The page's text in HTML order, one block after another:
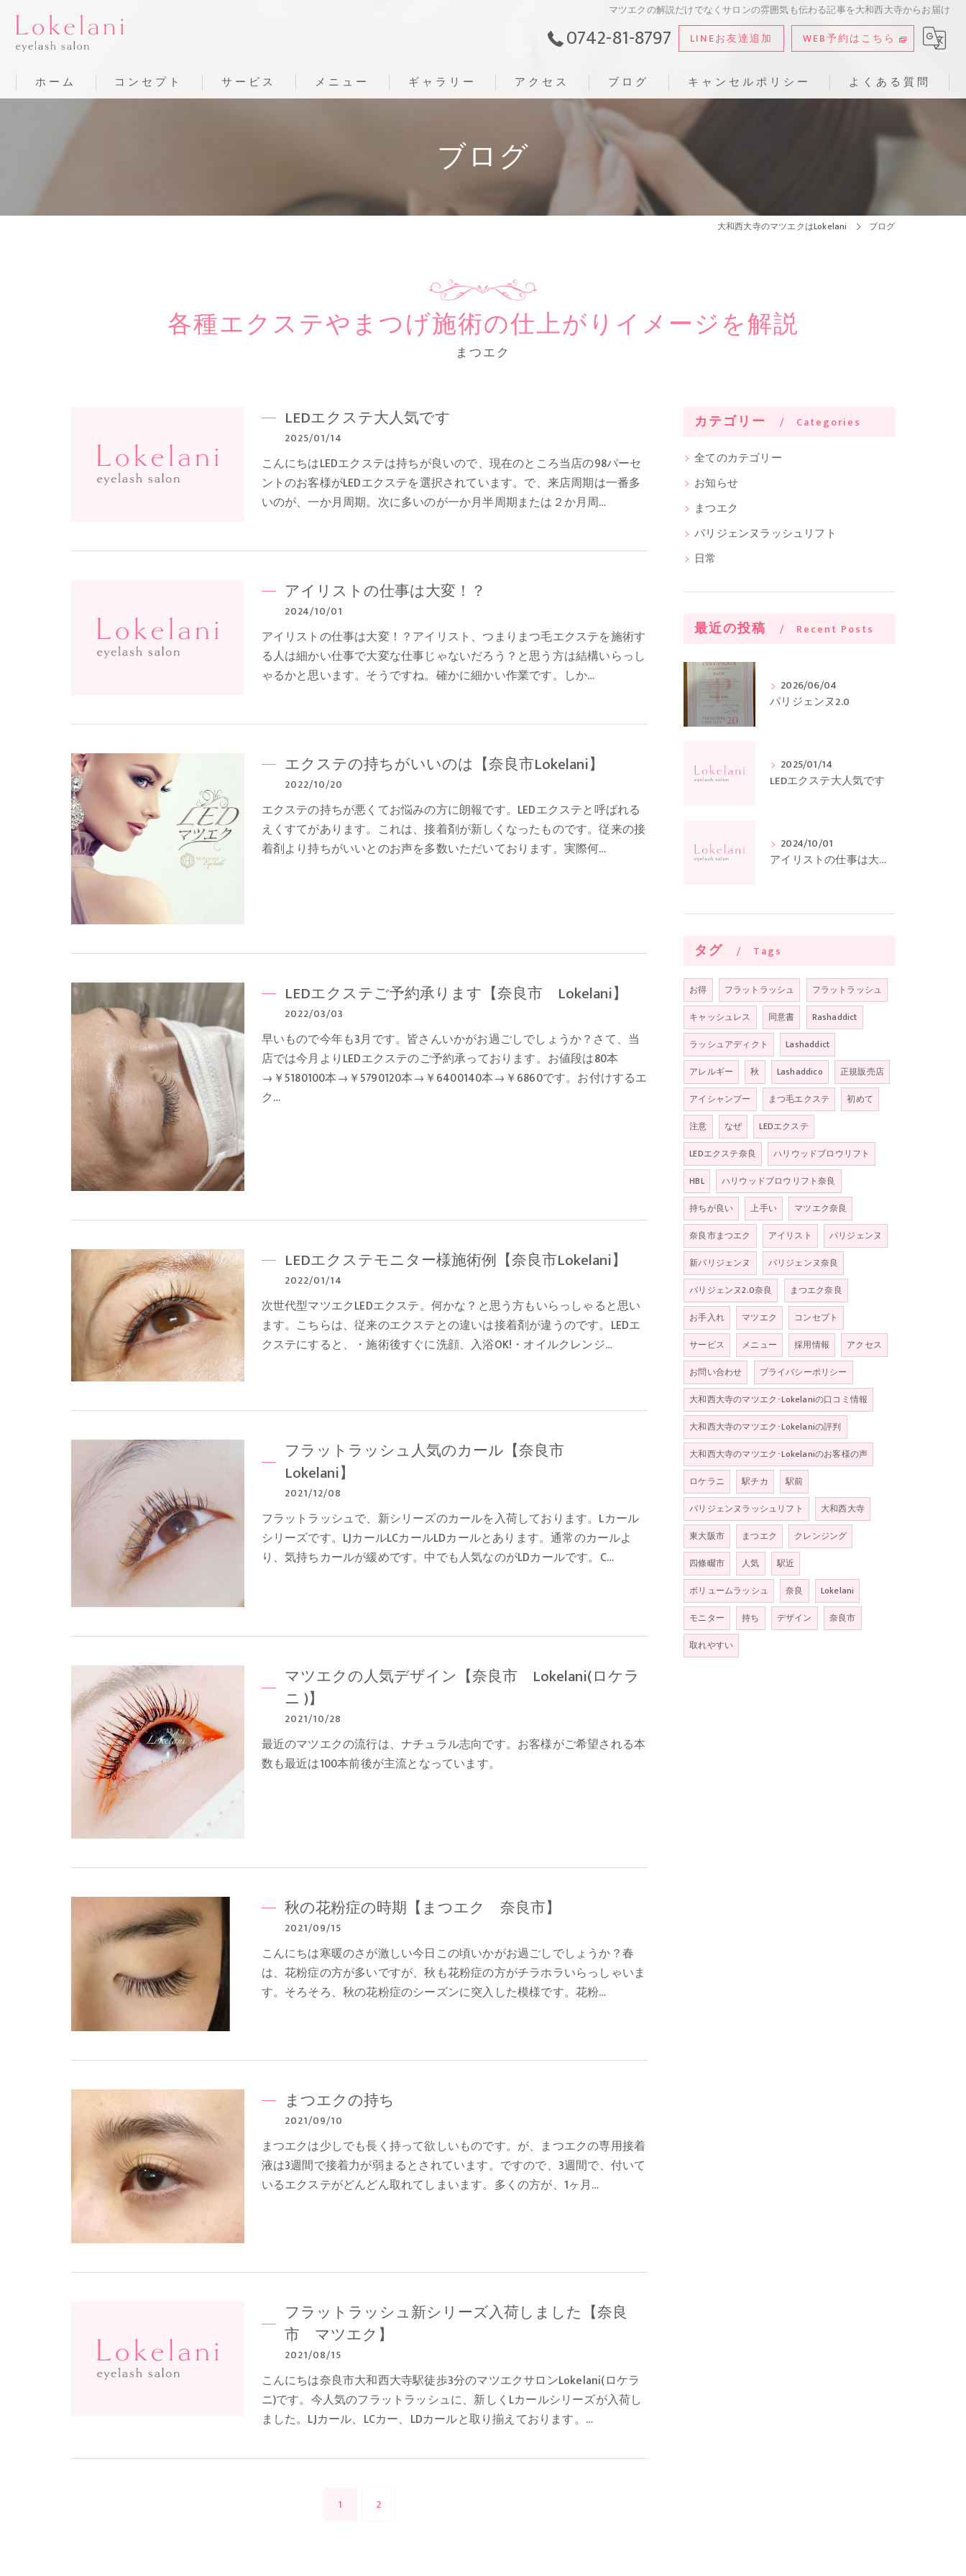
マツエクの解説だけでなくサロンの雰囲気も伝わる記事を大和西大寺からお届け
0742-81-8797 LINEお友達追加 WEB予約はこちら
ホーム コンセプト サービス メニュー ギャラリー アクセス ブログ キャンセルポリシー よくある質問
ブログ
大和西大寺のマツエクはLokelani ブログ
各種エクステやまつげ施術の仕上がりイメージを解説
まつエク
LEDエクステ大人気です
2025/01/14
こんにちはLEDエクステは持ちが良いので、現在のところ当店の98パーセ
ントのお客様がLEDエクステを選択されています。で、来店周期は一番多
いのが、一か月周期。次に多いのが一か月半周期または２か月周…
アイリストの仕事は大変！？
2024/10/01
アイリストの仕事は大変！？アイリスト、つまりまつ毛エクステを施術す
る人は細かい仕事で大変な仕事じゃないだろう？と思う方は結構いらっし
ゃるかと思います。そうですね。確かに細かい作業です。しか…
エクステの持ちがいいのは【奈良市Lokelani】
2022/10/20
エクステの持ちが悪くてお悩みの方に朗報です。LEDエクステと呼ばれる
えくすてがあります。これは、接着剤が新しくなったものです。従来の接
着剤より持ちがいいとのお声を多数いただいております。実際何…
LEDエクステご予約承ります【奈良市 Lokelani】
2022/03/03
早いもので今年も3月です。皆さんいかがお過ごしでしょうか？さて、当
店では今月よりLEDエクステのご予約承っております。お値段は80本
→￥5180100本→￥5790120本→￥6400140本→￥6860です。お付けするエ
ク…
LEDエクステモニター様施術例【奈良市Lokelani】
2022/01/14
次世代型マツエクLEDエクステ。何かな？と思う方もいらっしゃると思い
ます。こちらは、従来のエクステとの違いは接着剤が違うのです。LEDエ
クステにすると、・施術後すぐに洗顔、入浴OK!・オイルクレンジ…
フラットラッシュ人気のカール【奈良市
Lokelani】
2021/12/08
フラットラッシュで、新シリーズのカールを入荷しております。Lカール
シリーズです。LJカールLCカールLDカールとあります。通常のカールよ
り、気持ちカールが緩めです。中でも人気なのがLDカールです。C…
マツエクの人気デザイン【奈良市 Lokelani(ロケラ
ニ )】
2021/10/28
最近のマツエクの流行は、ナチュラル志向です。お客様がご希望される本
数も最近は100本前後が主流となっています。
秋の花粉症の時期【まつエク 奈良市】
2021/09/15
こんにちは寒暖のさが激しい今日この頃いかがお過ごしでしょうか？春
は、花粉症の方が多いですが、秋も花粉症の方がチラホラいらっしゃいま
す。そろそろ、秋の花粉症のシーズンに突入した模様です。花粉…
まつエクの持ち
2021/09/10
まつエクは少しでも長く持って欲しいものです。が、まつエクの専用接着
液は3週間で接着力が弱まるとされています。ですので、3週間で、付いて
いるエクステがどんどん取れてしまいます。多くの方が、1ヶ月…
フラットラッシュ新シリーズ入荷しました【奈良
市 マツエク】
2021/08/15
こんにちは奈良市大和西大寺駅徒歩3分のマツエクサロンLokelani(ロケラ
ニ)です。今人気のフラットラッシュに、新しくLカールシリーズが入荷し
ました。LJカール、LCカー、LDカールと取り揃えております。…
1 2
カテゴリー Categories
全てのカテゴリー
お知らせ
まつエク
パリジェンヌラッシュリフト
日常
最近の投稿 Recent Posts
2026/06/04
パリジェンヌ2.0
2025/01/14
LEDエクステ大人気です
2024/10/01
アイリストの仕事は大変！？
タグ Tags
お得 フラットラッシュ
フラットラッシュ
キャッシュレス
同意書
Rashaddict
ラッシュアディクト
Lashaddict
アレルギー
秋 Lashaddico
正規販売店
アイシャンプー
まつ毛エクステ
初めて
注意
なぜ
LEDエクステ
LEDエクステ奈良
ハリウッドブロウリフト
HBL
ハリウッドブロウリフト奈良
持ちが良い
上手い
マツエク奈良
奈良市まつエク
アイリスト
パリジェンヌ
新パリジェンヌ
パリジェンヌ奈良
パリジェンヌ2.0奈良
まつエク奈良
お手入れ
マツエク
コンセプト
サービス
メニュー 採用情報
アクセス
お問い合わせ
プライバシーポリシー
大和西大寺のマツエク･Lokelaniの口コミ情報
大和西大寺のマツエク･Lokelaniの評判
大和西大寺のマツエク･Lokelaniのお客様の声
ロケラニ
駅チカ
駅前
パリジェンヌラッシュリフト
大和西大寺
東大阪市
まつエク
クレンジング
四條畷市
人気
駅近
ボリュームラッシュ
奈良
Lokelani
モニター
持ち デザイン
奈良市
取れやすい